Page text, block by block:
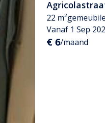
22 m²
Vanaf 1 Sep
€ 6/maand